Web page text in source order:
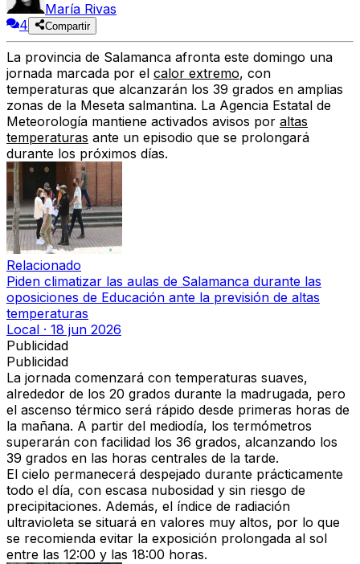
María Rivas
4
Compartir
La provincia de Salamanca afronta este domingo una
jornada marcada por el calor extremo, con
temperaturas que alcanzarán los 39 grados en amplias
zonas de la Meseta salmantina. La Agencia Estatal de
Meteorología mantiene activados avisos por altas
temperaturas ante un episodio que se prolongará
durante los próximos días.
Relacionado
Piden climatizar las aulas de Salamanca durante las
oposiciones de Educación ante la previsión de altas
temperaturas
Local · 18 jun 2026
Publicidad
Publicidad
La jornada comenzará con temperaturas suaves,
alrededor de los 20 grados durante la madrugada, pero
el ascenso térmico será rápido desde primeras horas de
la mañana. A partir del mediodía, los termómetros
superarán con facilidad los 36 grados, alcanzando los
39 grados en las horas centrales de la tarde.
El cielo permanecerá despejado durante prácticamente
todo el día, con escasa nubosidad y sin riesgo de
precipitaciones. Además, el índice de radiación
ultravioleta se situará en valores muy altos, por lo que
se recomienda evitar la exposición prolongada al sol
entre las 12:00 y las 18:00 horas.